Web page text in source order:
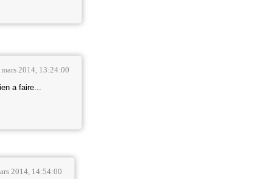
2014, 13:24:00
a faire...
2014, 14:54:00